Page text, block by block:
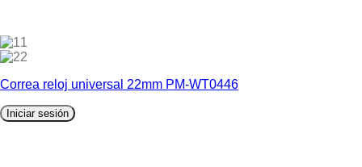
1
2
Correa reloj universal 22mm PM-WT0446
Iniciar sesión